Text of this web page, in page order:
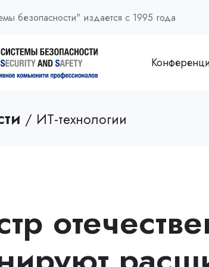
безопасности" издается с 1995 года
/ ИТ-технологии